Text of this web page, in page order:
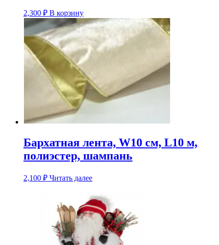
2,300 ₽ В корзину
Бархатная лента, W10 см, L10 м,
полиэстер, шампань
2,100 ₽ Читать далее